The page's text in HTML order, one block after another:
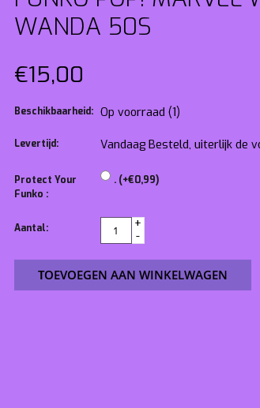
WANDA 50S
€15,00
Beschikbaarheid: Op voorraad (1)
Levertijd: Vandaag Besteld, uiterlijk de
Protect Your
Funko :
. (+€0,99)
Aantal:
+
-
TOEVOEGEN AAN WINKELWAGEN